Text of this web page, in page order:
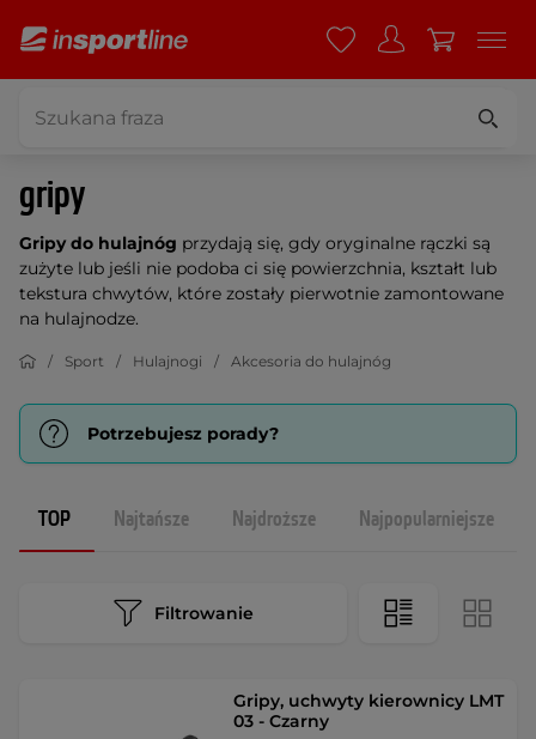
gripy
Gripy do hulajnóg przydają się, gdy oryginalne rączki są
zużyte lub jeśli nie podoba ci się powierzchnia, kształt lub
tekstura chwytów, które zostały pierwotnie zamontowane
na hulajnodze.
Sport Hulajnogi Akcesoria do hulajnóg
Potrzebujesz porady?
TOP Najtańsze Najdroższe Najpopularniejsze
Filtrowanie
Gripy, uchwyty kierownicy LMT
03 - Czarny